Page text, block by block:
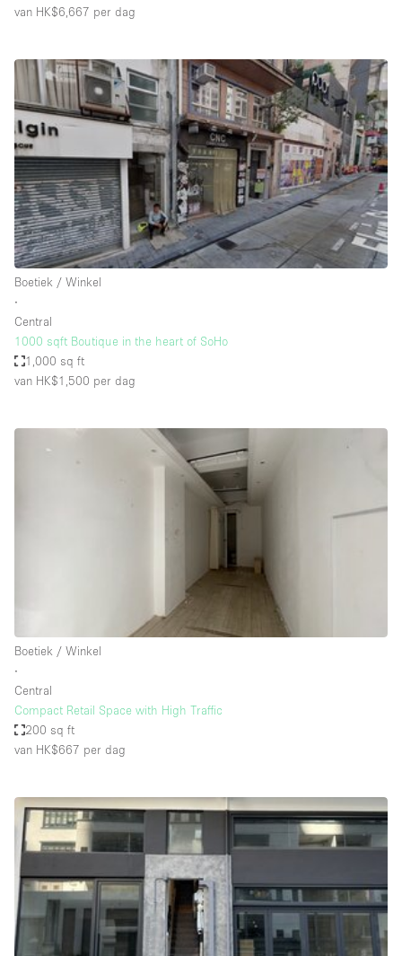
Kenmerken ruimte
Airconditioning
Animals Friendly
Audio- en videoapparatuur
Auto display
Badkamer
Bar
Begane grond
Concierge
Daglicht
Drankvergunning
Kantoorbenodigdheden
Kledingrek
Leefruimte
Meerdere kamers
Meubilair
Paskamers
Privé-parkeerplaats
van HK$6,667 per dag
Boetiek / Winkel
∙
Central
1000 sqft Boutique in the heart of SoHo
1,000 sq ft
van HK$1,500 per dag
Boetiek / Winkel
∙
Central
Compact Retail Space with High Traffic
200 sq ft
van HK$667 per dag